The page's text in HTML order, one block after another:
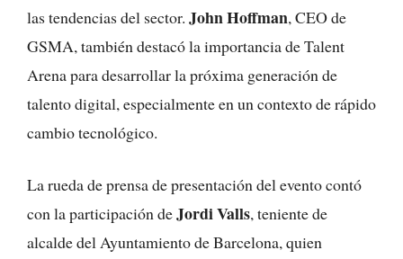
las tendencias del sector. John Hoffman, CEO de
GSMA, también destacó la importancia de Talent
Arena para desarrollar la próxima generación de
talento digital, especialmente en un contexto de rápido
cambio tecnológico.
La rueda de prensa de presentación del evento contó
con la participación deJordi Valls, teniente de
alcalde del Ayuntamiento de Barcelona, quien